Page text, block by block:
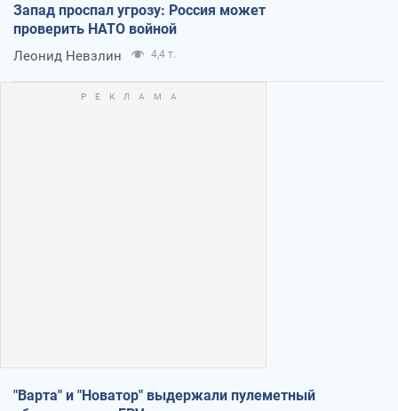
Запад проспал угрозу: Россия может
проверить НАТО войной
Леонид Невзлин 4,4 т.
"Варта" и "Новатор" выдержали пулеметный